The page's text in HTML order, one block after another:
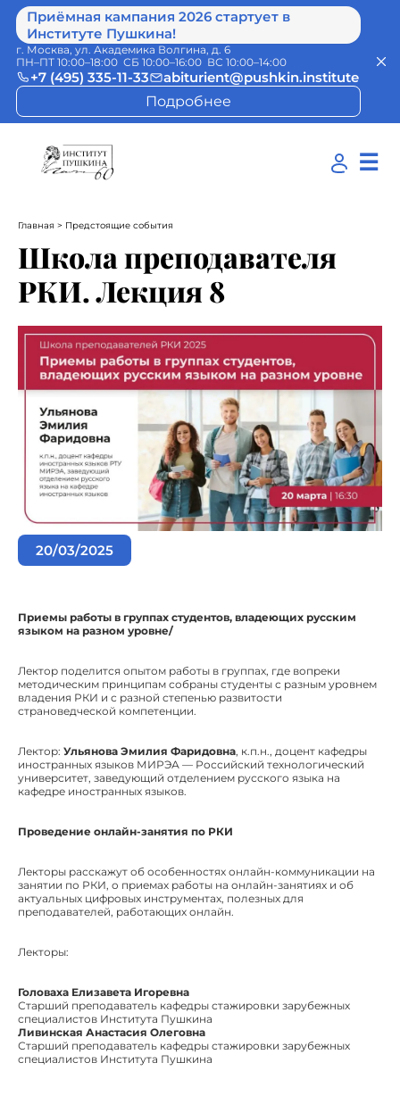
Приёмная кампания 2026 стартует в
Институте Пушкина!
г. Москва, ул. Академика Волгина, д. 6
ПН–ПТ 10:00–18:00 СБ 10:00–16:00 ВС 10:00–14:00
+7 (495) 335-11-33
abiturient@pushkin.institute
Подробнее
☰
Главная > Предстоящие события
Школа преподавателя
РКИ. Лекция 8
20/03/2025
Приемы работы в группах студентов, владеющих русским
языком на разном уровне/
Лектор поделится опытом работы в группах, где вопреки
методическим принципам собраны студенты с разным уровнем
владения РКИ и с разной степенью развитости
страноведческой компетенции.
Лектор: Ульянова Эмилия Фаридовна, к.п.н., доцент кафедры
иностранных языков МИРЭА — Российский технологический
университет, заведующий отделением русского языка на
кафедре иностранных языков.
Проведение онлайн-занятия по РКИ
Лекторы расскажут об особенностях онлайн-коммуникации на
занятии по РКИ, о приемах работы на онлайн-занятиях и об
актуальных цифровых инструментах, полезных для
преподавателей, работающих онлайн.
Лекторы:
Головаха Елизавета Игоревна
Старший преподаватель кафедры стажировки зарубежных
специалистов Института Пушкина
Ливинская Анастасия Олеговна
Старший преподаватель кафедры стажировки зарубежных
специалистов Института Пушкина